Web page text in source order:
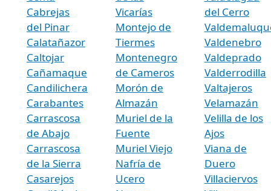
Cabrejas
del Pinar
Calatañazor
Caltojar
Cañamaque
Candilichera
Carabantes
Carrascosa
de Abajo
Carrascosa
de la Sierra
Casarejos
Vicarías
Montejo de
Tiermes
Montenegro
de Cameros
Morón de
Almazán
Muriel de la
Fuente
Muriel Viejo
Nafría de
Ucero
del Cerro
Valdenebro
Valdeprado
Valderrodilla
Valtajeros
Velamazán
Velilla de los
Ajos
Viana de
Duero
Villaciervos